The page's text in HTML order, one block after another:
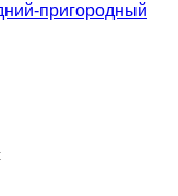
пригородный